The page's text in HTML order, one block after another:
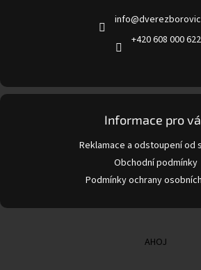
info@
+420 608 000 622
Informace pro
Reklamace a odstoupení od
Obchodní podmínky
Podmínky ochrany
AHOJ